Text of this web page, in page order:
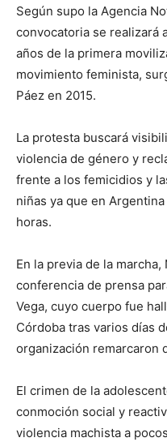
Según supo la Agencia
convocatoria se realizará
años de la primera
movimiento feminista,
Páez en 2015.
La protesta buscará
violencia de género y
frente a los femicidios y
niñas ya que en
horas.
En la previa de la
conferencia de prensa
Vega, cuyo cuerpo fue
Córdoba tras varios días
organización remarcaron
El crimen de la
conmoción social y
violencia machista a